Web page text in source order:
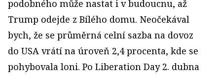
podobného může nastat i v budoucnu, až
Trump odejde z Bílého domu. Neočekával
bych, že se průměrná celní sazba na dovoz
do USA vrátí na úroveň 2,4 procenta, kde se
pohybovala loni. Po Liberation Day 2. dubna